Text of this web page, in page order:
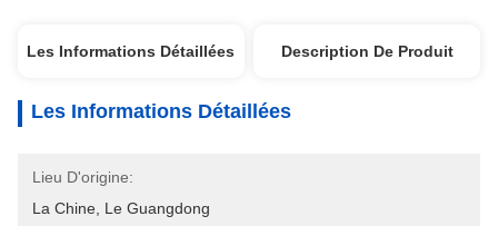
Les Informations Détaillées Description De Produit
Les Informations Détaillées
Lieu D'origine:
La Chine, Le Guangdong